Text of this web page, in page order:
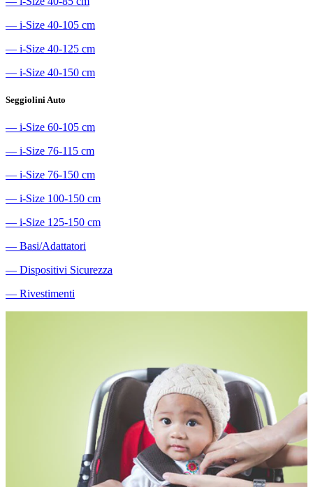
― i-Size 40-105 cm
― i-Size 40-125 cm
― i-Size 40-150 cm
Seggiolini Auto
― i-Size 60-105 cm
― i-Size 76-115 cm
― i-Size 76-150 cm
― i-Size 100-150 cm
― i-Size 125-150 cm
― Basi/Adattatori
― Dispositivi Sicurezza
― Rivestimenti